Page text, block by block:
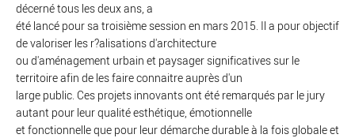
décerné tous les deux ans, a
été lancé pour sa troisième session en mars 2015. Il a pour objectif
de valoriser les r?alisations d'architecture
ou d'aménagement urbain et paysager significatives sur le
territoire afin de les faire connaitre auprès d'un
large public. Ces projets innovants ont été remarqués par le jury
autant pour leur qualité esthétique, émotionnelle
et fonctionnelle que pour leur démarche durable à la fois globale et